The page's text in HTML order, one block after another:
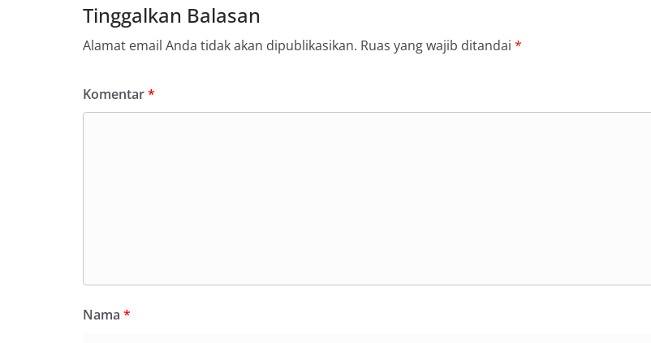
Tinggalkan Balasan
Alamat email Anda tidak akan dipublikasikan. Ruas yang wajib ditandai *
Komentar*
Nama *